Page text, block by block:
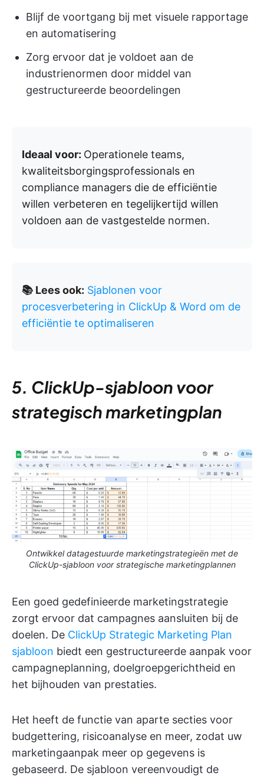
Blijf de voortgang bij met visuele rapportage
en automatisering
Zorg ervoor dat je voldoet aan de
industrienormen door middel van
gestructureerde beoordelingen
Ideaal voor: Operationele teams,
kwaliteitsborgingsprofessionals en
compliance managers die de efficiëntie
willen verbeteren en tegelijkertijd willen
voldoen aan de vastgestelde normen.
📚 Lees ook: Sjablonen voor
procesverbetering in ClickUp & Word om de
efficiëntie te optimaliseren
5. ClickUp-sjabloon voor
strategisch marketingplan
Ontwikkel datagestuurde marketingstrategieën met de
ClickUp-sjabloon voor strategische marketingplannen
Een goed gedefinieerde marketingstrategie
zorgt ervoor dat campagnes aansluiten bij de
doelen. De ClickUp Strategic Marketing Plan
sjabloon biedt een gestructureerde aanpak voor
campagneplanning, doelgroepgerichtheid en
het bijhouden van prestaties.
Het heeft de functie van aparte secties voor
budgettering, risicoanalyse en meer, zodat uw
marketingaanpak meer op gegevens is
gebaseerd. De sjabloon vereenvoudigt de